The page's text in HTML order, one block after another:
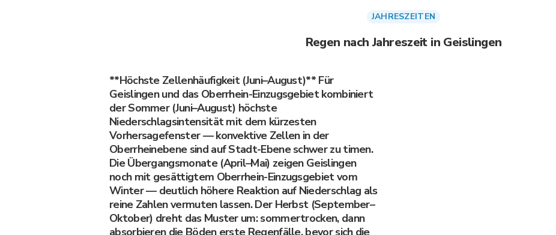
JAHRESZEITEN
Regen nach Jahreszeit in Geislingen
**Höchste Zellenhäufigkeit (Juni–August)** Für
Geislingen und das Oberrhein-Einzugsgebiet kombiniert
der Sommer (Juni–August) höchste
Niederschlagsintensität mit dem kürzesten
Vorhersagefenster — konvektive Zellen in der
Oberrheinebene sind auf Stadt-Ebene schwer zu timen.
Die Übergangsmonate (April–Mai) zeigen Geislingen
noch mit gesättigtem Oberrhein-Einzugsgebiet vom
Winter — deutlich höhere Reaktion auf Niederschlag als
reine Zahlen vermuten lassen. Der Herbst (September–
Oktober) dreht das Muster um: sommertrocken, dann
absorbieren die Böden erste Regenfälle, bevor sich die